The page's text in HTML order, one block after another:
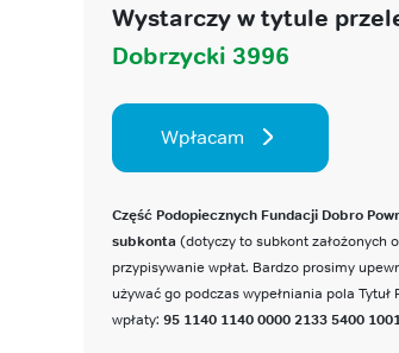
Wystarczy w tytule
Dobrzycki 3996
Wpłacam
Część Podopiecznych Fundacji Dobro
subkonta (dotyczy to subkont założonych
przypisywanie wpłat. Bardzo prosimy
używać go podczas wypełniania pola
wpłaty: 95 1140 1140 0000 2133 5400